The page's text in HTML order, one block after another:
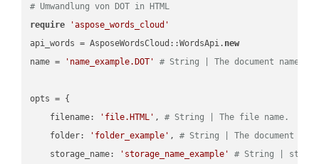
# Umwandlung von DOT in HTML
require
'aspose_words_cloud'
api_words = AsposeWordsCloud::WordsApi. new
name =
'name_example.DOT' # String | The document name.
opts = {
    filename:
'file.HTML' , # String | The file name.
    folder:
'folder_example' , # String | The document
    storage_name:
'storage_name_example'
# String |